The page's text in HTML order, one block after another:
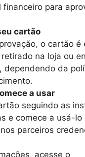
financeiro para
cartão
o cartão é
na loja ou
dependendo da
a usar
seguindo as
e comece a usá-lo
parceiros
acesse o